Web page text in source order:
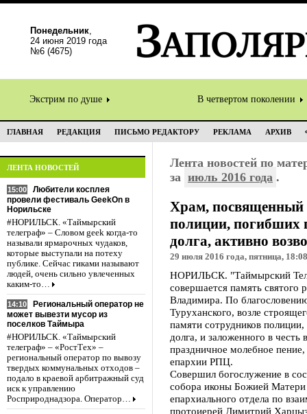
Понедельник,
24 июня 2019 года
№6 (4675)
Экстрим по душе В четвертом поколении
ГЛАВНАЯ РЕДАКЦИЯ ПИСЬМО РЕДАКТОРУ РЕКЛАМА АРХИВ
ЛЕНТА НОВОСТЕЙ
15:00
Любители косплея
провели фестиваль GeekOn в
Норильске
#НОРИЛЬСК. «Таймырский
телеграф» – Словом geek когда-то
называли ярмарочных чудаков,
которые выступали на потеху
публике. Сейчас гиками называют
людей, очень сильно увлеченных
каким-то…
14:10
Региональный оператор не
может вывезти мусор из
поселков Таймыра
#НОРИЛЬСК. «Таймырский
телеграф» – «РостТех» –
региональный оператор по вывозу
твердых коммунальных отходов –
подало в краевой арбитражный суд
иск к управлению
Росприроднадзора. Оператор…
Лента новостей по
за июль 2016 года .
Храм, посвященный
полиции, погибших
долга, активно
29 июля 2016 года, пятница, 18:08
НОРИЛЬСК. "Таймырский
совершается память святого
Владимира. По
Туруханского, возле
памяти сотрудников
долга, и заложенного в
праздничное молебное
епархии РПЦ.
Совершил богослужение в
собора иконы Божией
епархиального отдела по
протоиерей Димитрий